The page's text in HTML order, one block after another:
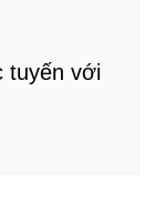
tuyến với